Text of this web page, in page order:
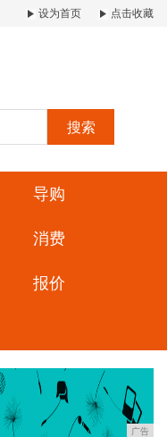
设为首页 点击收藏
搜索
导购
消费
报价
广告